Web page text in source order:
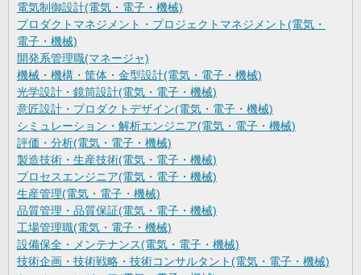
電気制御設計(電気・電子・機械)
プロダクトマネジメント・プロジェクトマネジメント(電気・
電子・機械)
開発系管理職(マネージャ)
機械・機構・筐体・金型設計(電気・電子・機械)
光学設計・鏡筒設計(電気・電子・機械)
意匠設計・プロダクトデザイン(電気・電子・機械)
シミュレーション・解析エンジニア(電気・電子・機械)
評価・分析(電気・電子・機械)
製造技術・生産技術(電気・電子・機械)
プロセスエンジニア(電気・電子・機械)
生産管理(電気・電子・機械)
品質管理・品質保証(電気・電子・機械)
工場管理職(電気・電子・機械)
設備保全・メンテナンス(電気・電子・機械)
技術企画・技術戦略・技術コンサルタント(電気・電子・機械)